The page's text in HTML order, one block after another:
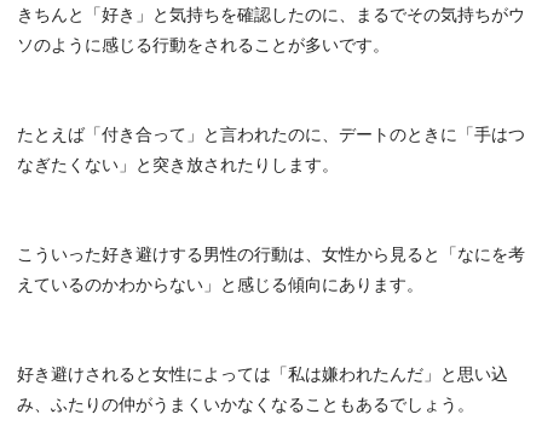
きちんと「好き」と気持ちを確認したのに、まるでその気持ちがウ
ソのように感じる行動をされることが多いです。
たとえば「付き合って」と言われたのに、デートのときに「手はつ
なぎたくない」と突き放されたりします。
こういった好き避けする男性の行動は、女性から見ると「なにを考
えているのかわからない」と感じる傾向にあります。
好き避けされると女性によっては「私は嫌われたんだ」と思い込
み、ふたりの仲がうまくいかなくなることもあるでしょう。